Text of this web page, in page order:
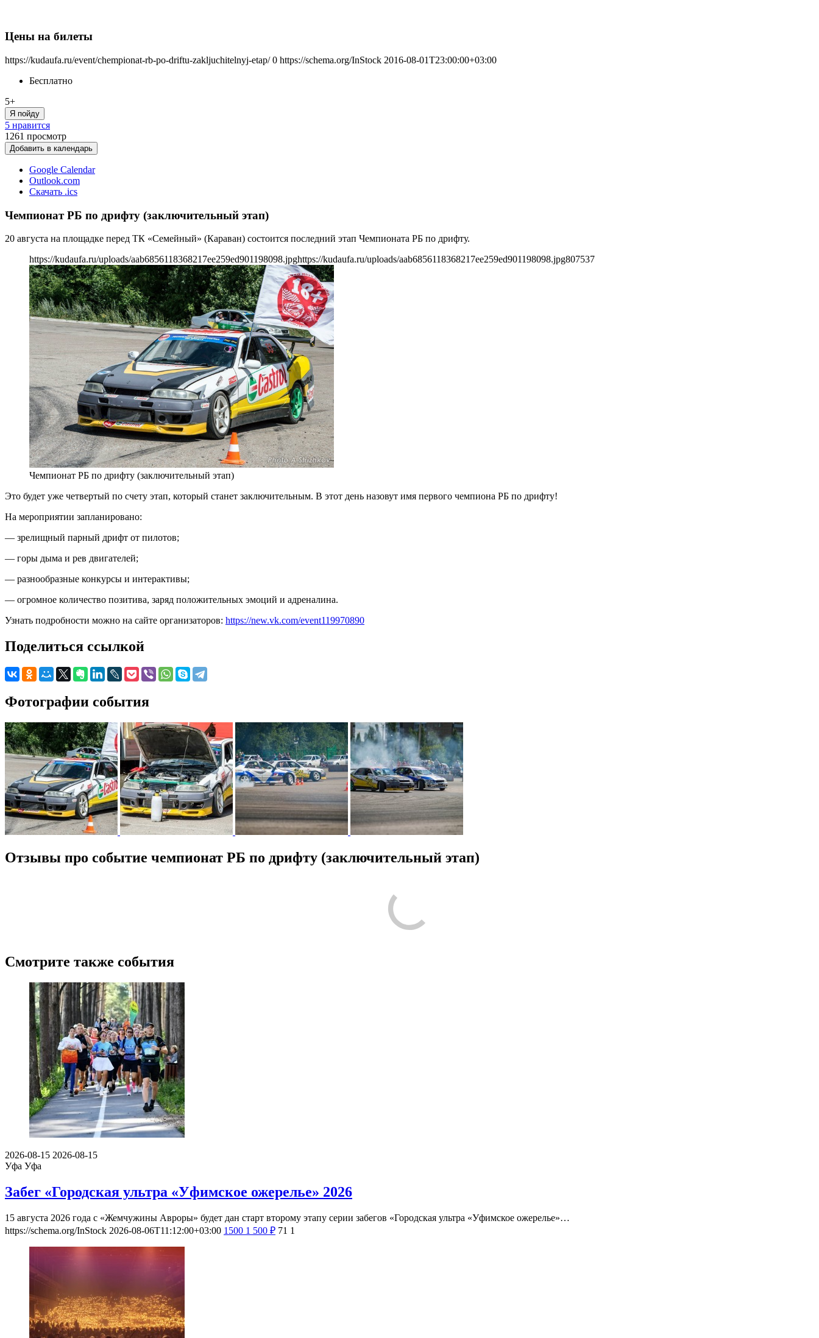
Цены на билеты
https://kudaufa.ru/event/chempionat-rb-po-driftu-zakljuchitelnyj-etap/ 0 https://schema.org/InStock 2016-08-01T23:00:00+03:00
Бесплатно
5+
Я пойду
5 нравится
1261 просмотр
Добавить в календарь
Google Calendar
Outlook.com
Скачать .ics
Чемпионат РБ по дрифту (заключительный этап)
20 августа на площадке перед ТК «Семейный» (Караван) состоится последний этап Чемпионата РБ по дрифту.
https://kudaufa.ru/uploads/aab6856118368217ee259ed901198098.jpghttps://kudaufa.ru/uploads/aab6856118368217ee259ed901198098.jpg807537
Чемпионат РБ по дрифту (заключительный этап)
Это будет уже четвертый по счету этап, который станет заключительным. В этот день назовут имя первого чемпиона РБ по дрифту!
На мероприятии запланировано:
— зрелищный парный дрифт от пилотов;
— горы дыма и рев двигателей;
— разнообразные конкурсы и интерактивы;
— огромное количество позитива, заряд положительных эмоций и адреналина.
Узнать подробности можно на сайте организаторов: https://new.vk.com/event119970890
Поделиться ссылкой
Фотографии события
Отзывы про событие чемпионат РБ по дрифту (заключительный этап)
Пожалуйста, оставьте подробный отзыв или комментарий, чтобы другим людям было проще принять решение по поводу посещения! Расскажите о том, что стоит знать тем, кто только планирует
посещение.
Поделитесь с своими впечатлениями от посещения. Напишите о том, что вам понравилось, а что нет, что запомнилось, что показалось интересным или необычным. Если вы ходили с детьми,
расскажите об их впечатлениях.
Будьте корректны, и соблюдайте правила приличия.
Смотрите также события
2026-08-15 2026-08-15
Уфа